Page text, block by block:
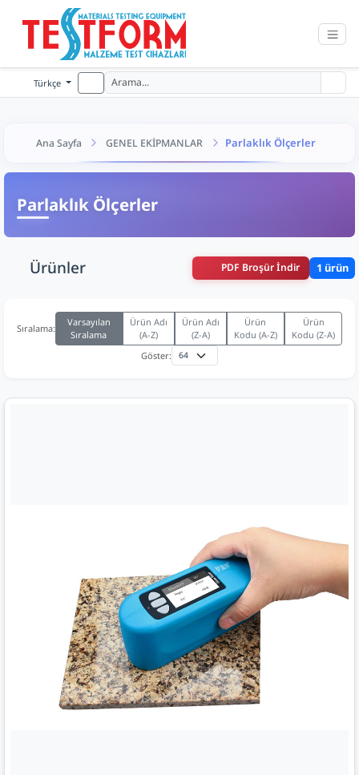
Türkçe
Ana Sayfa GENEL EKİPMANLAR Parlaklık Ölçerler
Parlaklık Ölçerler
Ürünler PDF Broşür İndir 1 ürün
Sıralama:
Varsayılan
Sıralama
Ürün Adı
(A-Z)
Ürün Adı
(Z-A)
Ürün
Kodu (A-Z)
Ürün
Kodu (Z-A)
Göster: